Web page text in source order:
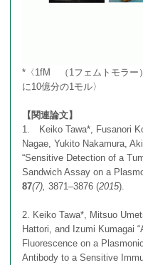
*〈1fM （1フェムトモラー
に10億分の1モル〉
【関連論文】
1. Keiko Tawa*, Fusanori
Nagae, Yukito Nakamura,
“Sensitive Detection of a
Sandwich Assay on a
87(7),3871–3876 (2015).
2. Keiko Tawa*, Mitsuo
Hattori, and Izumi Kumagai
Fluorescence on a
Antibody to a Sensitive